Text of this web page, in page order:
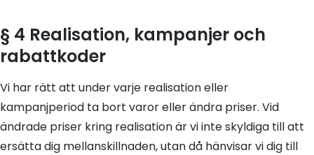
§ 4 Realisation, kampanjer och
rabattkoder
Vi har rätt att under varje realisation eller
kampanjperiod ta bort varor eller ändra priser. Vid
ändrade priser kring realisation är vi inte skyldiga till att
ersätta dig mellanskillnaden, utan då hänvisar vi dig till